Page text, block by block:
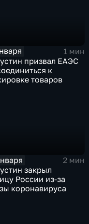
1 мин
призвал ЕАЭС
к
товаров
2 мин
закрыл
России из-за
коронавируса